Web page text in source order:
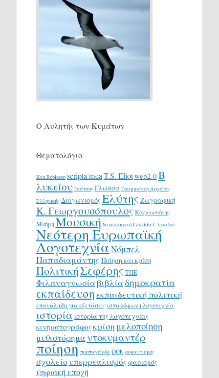
Ο Αυλητής των Κυμάτων
Θεματολόγιο
Ken Robinson scripta meaT.S. Eliotweb2.0 Β
λυκείου Γκάτσος Γλώσσα Γραμματική Αρχαίας
Ελληνικής ΔιαγωνισμόςΕλύτης Ζωγραφική
Κ. Γεωργουσόπουλος Καρυωτάκης
ΜνήμηΜουσική Νεοελληνική Γλώσσα Γ λυκείου
Νεότερη Ευρωπαϊκή
ΛογοτεχνίαΝόμπελ
Παπαδιαμάντης Ποίηση και κρίση
ΠολιτικήΣεφέρης ΤΠΕ
Φιλαναγνωσίαβιβλίαδημοκρατία
εκπαίδευση εκπαιδευτική πολιτική
επανάληψη για εξετάσεις ισπανόφωνη λογοτεχνία
ιστορία ιστορία της λογοτεχνίας
κινηματογράφοςκρίση μελοποίηση
μυθιστόρημα ντοκυμαντέρ
ποίηση προπαγάνδα ροκ ρομαντισμός
σχολείουπερρεαλισμόςφασισμός
ψηφιακή εποχή